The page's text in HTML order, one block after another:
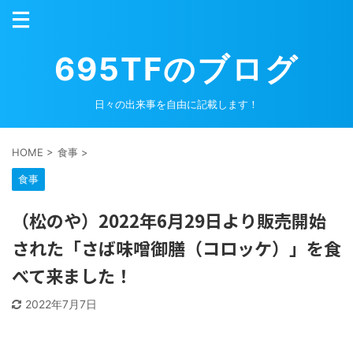
695TFのブログ
日々の出来事を自由に記載します！
HOME > 食事 >
食事
（松のや）2022年6月29日より販売開始
された「さば味噌御膳（コロッケ）」を食
べて来ました！
2022年7月7日